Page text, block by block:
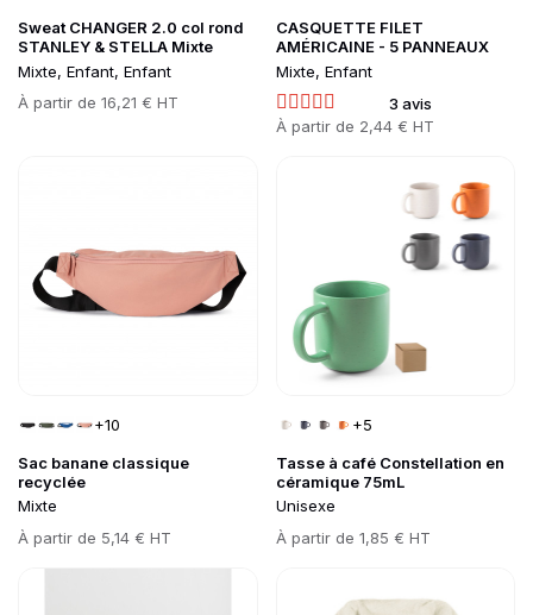
Sweat CHANGER 2.0 col rond
STANLEY & STELLA Mixte
Mixte, Enfant, Enfant
Prix
À partir de 16,21 € HT
CASQUETTE FILET
AMÉRICAINE - 5 PANNEAUX
Mixte, Enfant
3 avis
Prix
À partir de 2,44 € HT
Sac banane classique
recyclée
Mixte
Prix
À partir de 5,14 € HT
+10
Tasse à café Constellation en
céramique 75mL
Unisexe
Prix
À partir de 1,85 € HT
+5